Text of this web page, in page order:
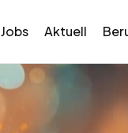
Jobs Aktuell